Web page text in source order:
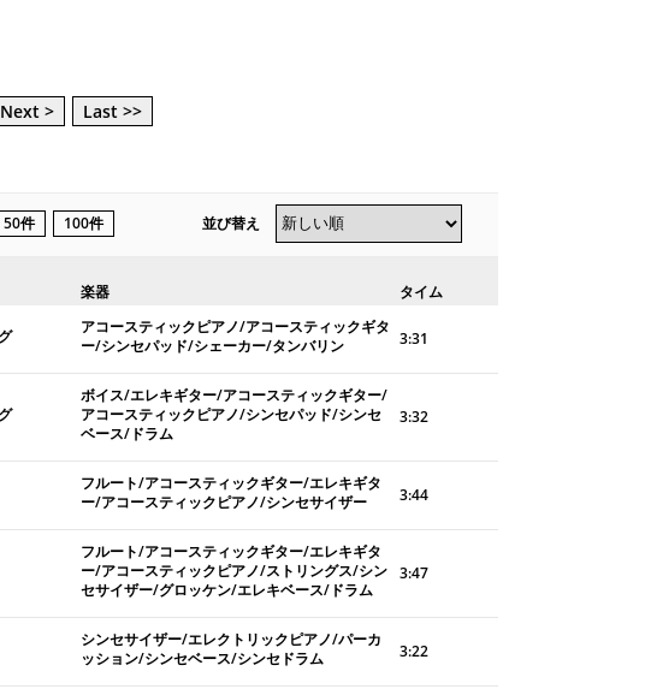
Next >
Last >>
50件 100件 並び替え
楽器 タイム
アコースティックピアノ/アコースティックギタ
ー/シンセパッド/シェーカー/タンバリン
3:31
ボイス/エレキギター/アコースティックギター/
アコースティックピアノ/シンセパッド/シンセ
ベース/ドラム
3:32
フルート/アコースティックギター/エレキギタ
ー/アコースティックピアノ/シンセサイザー
3:44
フルート/アコースティックギター/エレキギタ
ー/アコースティックピアノ/ストリングス/シン
セサイザー/グロッケン/エレキベース/ドラム
3:47
シンセサイザー/エレクトリックピアノ/パーカ
ッション/シンセベース/シンセドラム
3:22